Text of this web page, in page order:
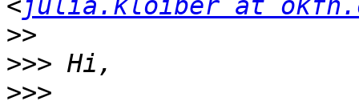
<julia.kloiber at
>>
>>>
>>>